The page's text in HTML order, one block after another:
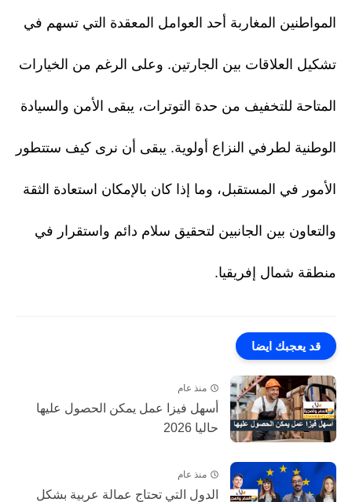
المواطنين المغاربة أحد العوامل المعقدة التي تسهم في
تشكيل العلاقات بين الجارتين. وعلى الرغم من الخيارات
المتاحة للتخفيف من حدة التوترات، يبقى الأمن والسيادة
الوطنية لطرفي النزاع أولوية. يبقى أن نرى كيف ستتطور
الأمور في المستقبل، وما إذا كان بالإمكان استعادة الثقة
والتعاون بين الجانبين لتحقيق سلام دائم واستقرار في
منطقة شمال إفريقيا.
قد يعجبك ايضا
منذ عام
أسهل فيزا عمل يمكن الحصول عليها
حاليا 2026
منذ عام
الدول التي تحتاج عمالة عربية بشكل